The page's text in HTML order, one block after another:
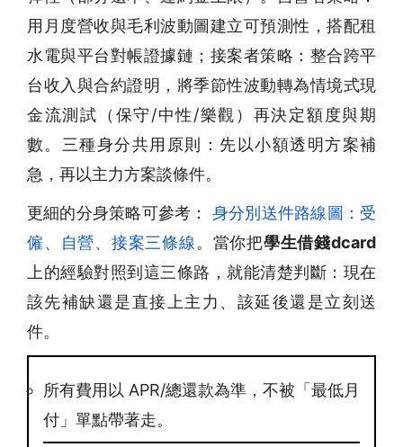
用月度營收與毛利波動圖建立可預測性，搭配租
水電與平台對帳證據鏈；接案者策略：整合跨平
台收入與合約證明，將季節性波動轉為情境式現
金流測試（保守/中性/樂觀）再決定額度與期
數。三種身分共用原則：先以小額透明方案補
急，再以主力方案談條件。
更細的分身策略可參考：
身分別送件路線圖：受
僱、自營、接案三條線。當你把學生借錢dcard
上的經驗對照到這三條路，就能清楚判斷：現在
該先補缺還是直接上主力、該延後還是立刻送
件。
所有費用以 APR/總還款為準，不被「最低月
付」單點帶著走。